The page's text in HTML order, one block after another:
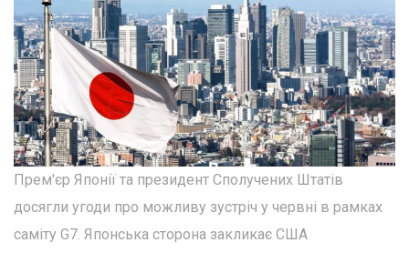
Прем'єр Японії та президент Сполучених Штатів
досягли угоди про можливу зустріч у червні в рамках
саміту G7. Японська сторона закликає США